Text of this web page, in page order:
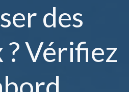
des
Vérifiez